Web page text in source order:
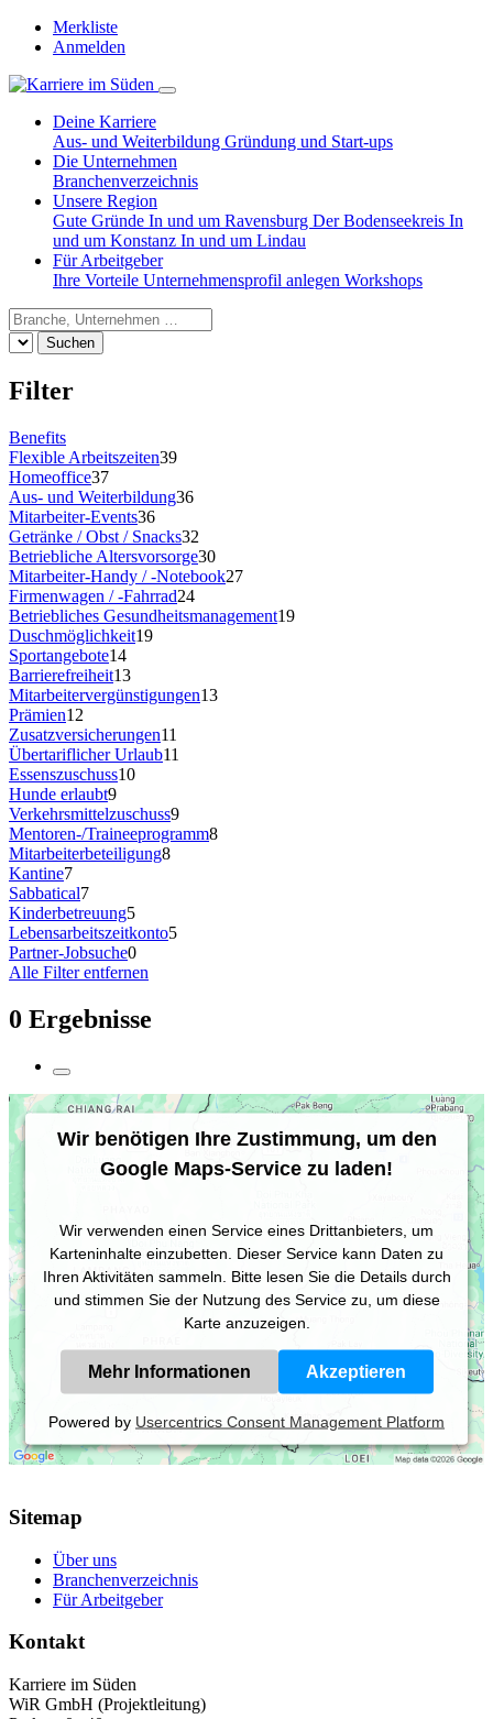
Merkliste
Anmelden
Deine Karriere
Aus- und Weiterbildung Gründung und Start-ups
Die Unternehmen
Branchenverzeichnis
Unsere Region
Gute Gründe In und um Ravensburg Der Bodenseekreis In
und um Konstanz In und um Lindau
Für Arbeitgeber
Ihre Vorteile Unternehmensprofil anlegen Workshops
Suchen
Filter
Benefits
Flexible Arbeitszeiten39
Homeoffice37
Aus- und Weiterbildung36
Mitarbeiter-Events36
Getränke / Obst / Snacks32
Betriebliche Altersvorsorge30
Mitarbeiter-Handy / -Notebook27
Firmenwagen / -Fahrrad24
Betriebliches Gesundheitsmanagement19
Duschmöglichkeit19
Sportangebote14
Barrierefreiheit13
Mitarbeitervergünstigungen13
Prämien12
Zusatzversicherungen11
Übertariflicher Urlaub11
Essenszuschuss10
Hunde erlaubt9
Verkehrsmittelzuschuss9
Mentoren-/Traineeprogramm8
Mitarbeiterbeteiligung8
Kantine7
Sabbatical7
Kinderbetreuung5
Lebensarbeitszeitkonto5
Partner-Jobsuche0
Alle Filter entfernen
0 Ergebnisse
Wir benötigen Ihre Zustimmung, um den
Google Maps-Service zu laden!
Wir verwenden einen Service eines Drittanbieters, um
Karteninhalte einzubetten. Dieser Service kann Daten zu
Ihren Aktivitäten sammeln. Bitte lesen Sie die Details durch
und stimmen Sie der Nutzung des Service zu, um diese
Karte anzuzeigen.
Mehr Informationen Akzeptieren
Powered by Usercentrics Consent Management Platform
Sitemap
Über uns
Branchenverzeichnis
Für Arbeitgeber
Kontakt
Karriere im Süden
WiR GmbH (Projektleitung)